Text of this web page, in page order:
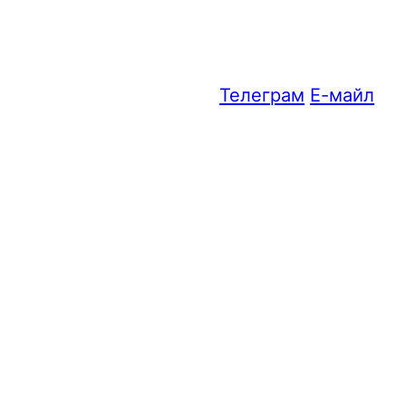
Телеграм Е-майл